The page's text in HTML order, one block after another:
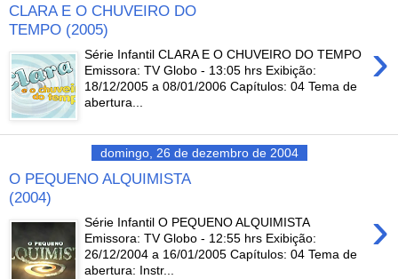
CLARA E O CHUVEIRO DO
TEMPO (2005)
›
Série Infantil CLARA E O CHUVEIRO DO TEMPO
Emissora: TV Globo - 13:05 hrs Exibição:
18/12/2005 a 08/01/2006 Capítulos: 04 Tema de
abertura...
domingo, 26 de dezembro de 2004
O PEQUENO ALQUIMISTA
(2004)
›
Série Infantil O PEQUENO ALQUIMISTA
Emissora: TV Globo - 12:55 hrs Exibição:
26/12/2004 a 16/01/2005 Capítulos: 04 Tema de
abertura: Instr...